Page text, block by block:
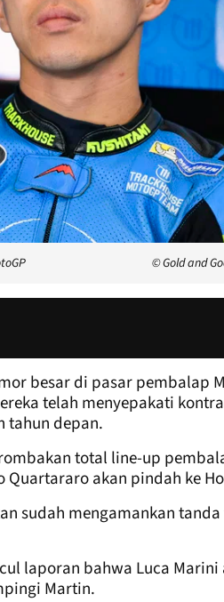
© Gold and
besar di pasar pembalap
telah menyepakati
tahun depan.
total line-up
Quartararo akan pindah ke
sudah mengamankan
laporan bahwa Luca
Martin.